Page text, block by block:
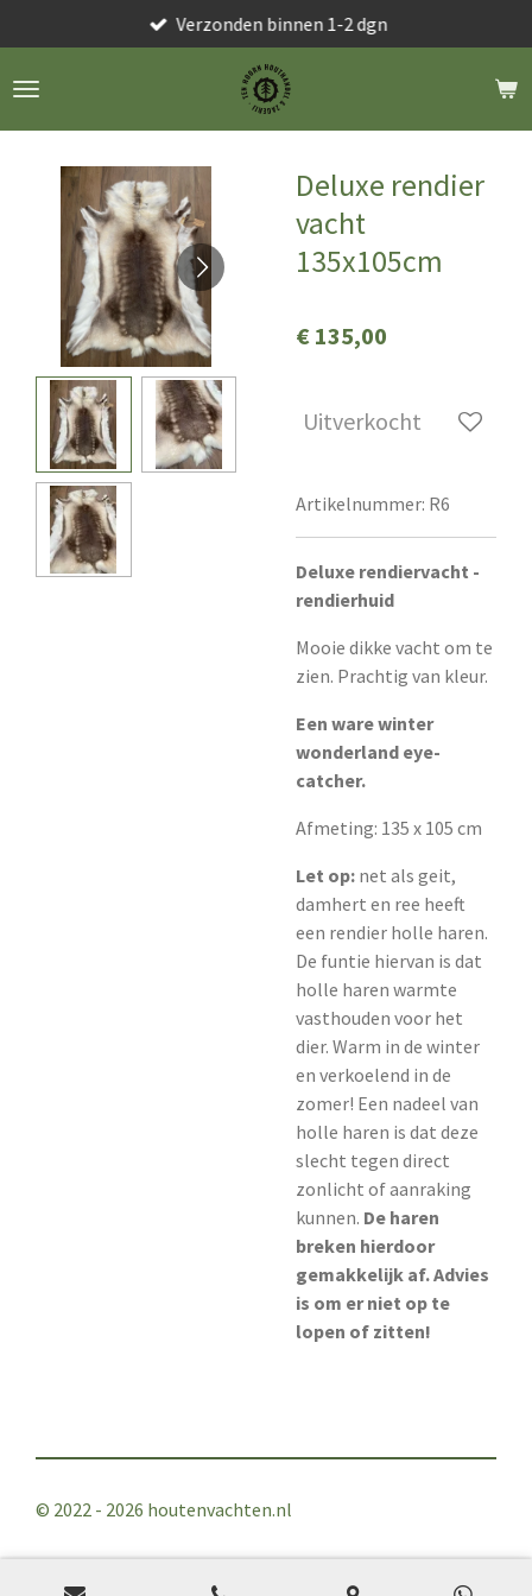
direct
naar
Verzonden binnen 1-2 dgn
Deluxe rendier
vacht
135x105cm
€ 135,00
Uitverkocht
Artikelnummer: R6
Deluxe rendiervacht -
rendierhuid
Mooie dikke vacht om te
zien. Prachtig van kleur.
Een ware winter
wonderland eye-
catcher.
Afmeting: 135 x 105 cm
Let op: net als geit,
damhert en ree heeft
een rendier holle haren.
De funtie hiervan is dat
holle haren warmte
vasthouden voor het
dier. Warm in de winter
en verkoelend in de
zomer! Een nadeel van
holle haren is dat deze
slecht tegen direct
zonlicht of aanraking
kunnen. De haren
breken hierdoor
gemakkelijk af. Advies
is om er niet op te
lopen of zitten!
© 2022 - 2026 houtenvachten.nl